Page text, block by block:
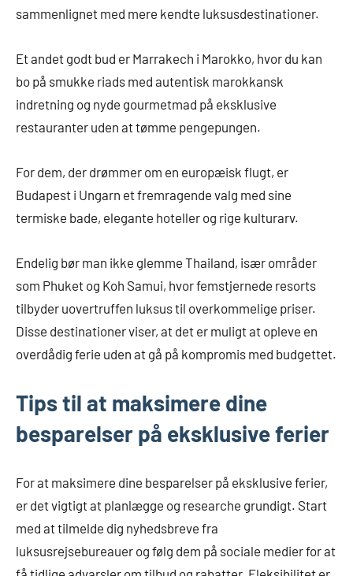
sammenlignet med mere kendte luksusdestinationer.
Et andet godt bud er Marrakech i Marokko, hvor du kan
bo på smukke riads med autentisk marokkansk
indretning og nyde gourmetmad på eksklusive
restauranter uden at tømme pengepungen.
For dem, der drømmer om en europæisk flugt, er
Budapest i Ungarn et fremragende valg med sine
termiske bade, elegante hoteller og rige kulturarv.
Endelig bør man ikke glemme Thailand, især områder
som Phuket og Koh Samui, hvor femstjernede resorts
tilbyder uovertruffen luksus til overkommelige priser.
Disse destinationer viser, at det er muligt at opleve en
overdådig ferie uden at gå på kompromis med budgettet.
Tips til at maksimere dine
besparelser på eksklusive ferier
For at maksimere dine besparelser på eksklusive ferier,
er det vigtigt at planlægge og researche grundigt. Start
med at tilmelde dig nyhedsbreve fra
luksusrejsebureauer og følg dem på sociale medier for at